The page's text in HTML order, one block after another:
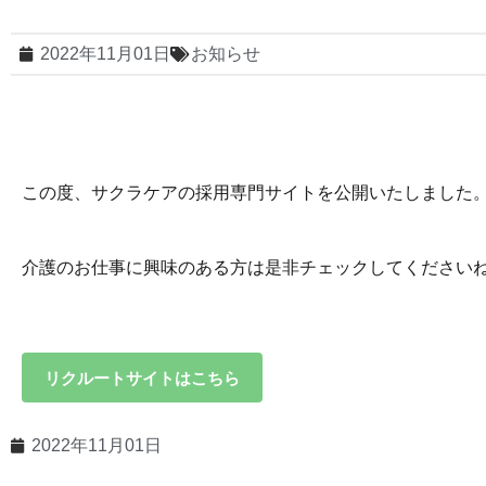
2022年11月01日 お知らせ
この度、サクラケアの採用専門サイトを公開いたしました
介護のお仕事に興味のある方は是非チェックしてください
リクルートサイトはこちら
2022年11月01日